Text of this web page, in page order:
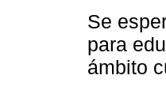
Se
para
ámbito